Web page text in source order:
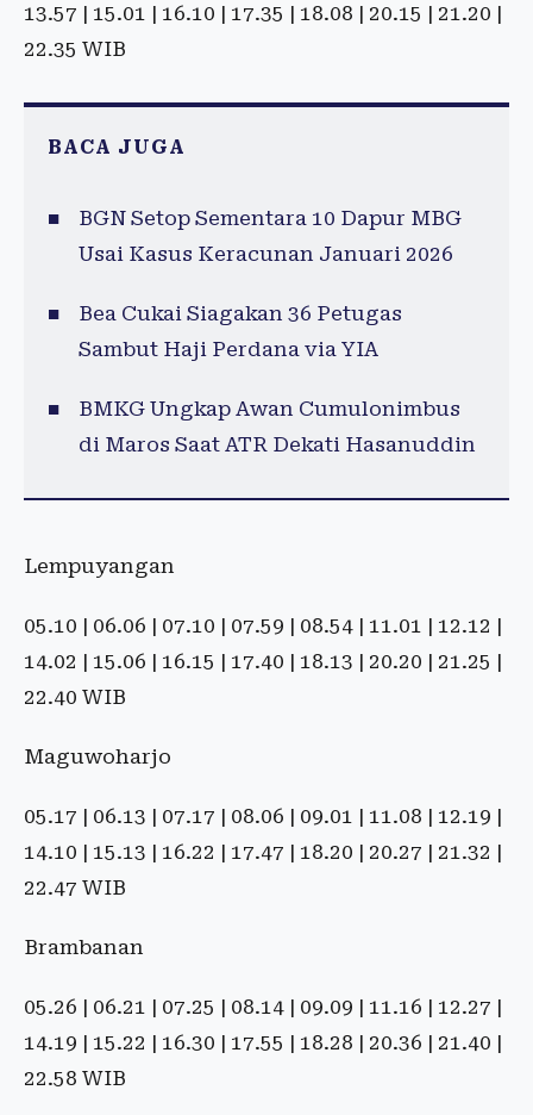
13.57 | 15.01 | 16.10 | 17.35 | 18.08 | 20.15 | 21.20 |
22.35 WIB
BACA JUGA
BGN Setop Sementara 10 Dapur MBG
Usai Kasus Keracunan Januari 2026
Bea Cukai Siagakan 36 Petugas
Sambut Haji Perdana via YIA
BMKG Ungkap Awan Cumulonimbus
di Maros Saat ATR Dekati Hasanuddin
Lempuyangan
05.10 | 06.06 | 07.10 | 07.59 | 08.54 | 11.01 | 12.12 |
14.02 | 15.06 | 16.15 | 17.40 | 18.13 | 20.20 | 21.25 |
22.40 WIB
Maguwoharjo
05.17 | 06.13 | 07.17 | 08.06 | 09.01 | 11.08 | 12.19 |
14.10 | 15.13 | 16.22 | 17.47 | 18.20 | 20.27 | 21.32 |
22.47 WIB
Brambanan
05.26 | 06.21 | 07.25 | 08.14 | 09.09 | 11.16 | 12.27 |
14.19 | 15.22 | 16.30 | 17.55 | 18.28 | 20.36 | 21.40 |
22.58 WIB